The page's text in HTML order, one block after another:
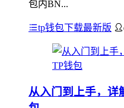
包内BN...
tp钱包下载最新版
从入门到上手，详